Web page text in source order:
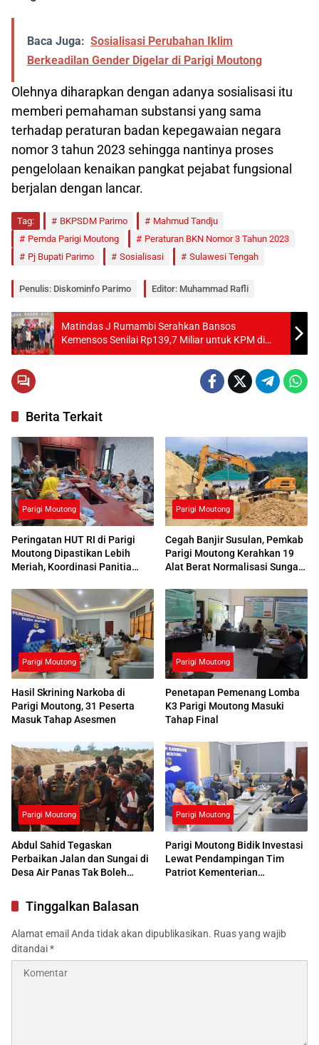
Baca Juga: Sosialisasi Perubahan Iklim
Berkeadilan Gender Digelar di Parigi Moutong
Olehnya diharapkan dengan adanya sosialisasi itu
memberi pemahaman substansi yang sama
terhadap peraturan badan kepegawaian negara
nomor 3 tahun 2023 sehingga nantinya proses
pengelolaan kenaikan pangkat pejabat fungsional
berjalan dengan lancar.
Tag: BKPSDM Parimo
Mahmud Tandju
Pemda Parigi Moutong
Peraturan BKN Nomor 3 Tahun 2023
Pj Bupati Parimo
Sosialisasi Sulawesi Tengah
Penulis: Diskominfo Parimo Editor: Muhammad Rafli
Matindas J Rumambi Serahkan Bansos
Kemensos Senilai Rp139,7 Miliar untuk KPM di
Parimo
Berita Terkait
Parigi Moutong
Peringatan HUT RI di Parigi
Moutong Dipastikan Lebih
Meriah, Koordinasi Panitia
Parigi Moutong
Cegah Banjir Susulan, Pemkab
Parigi Moutong Kerahkan 19
Alat Berat Normalisasi Sungai
Parigi Moutong
Hasil Skrining Narkoba di
Parigi Moutong, 31 Peserta
Masuk Tahap Asesmen
Parigi Moutong
Penetapan Pemenang Lomba
K3 Parigi Moutong Masuki
Tahap Final
Parigi Moutong
Abdul Sahid Tegaskan
Perbaikan Jalan dan Sungai di
Desa Air Panas Tak Boleh
Parigi Moutong
Parigi Moutong Bidik Investasi
Lewat Pendampingan Tim
Patriot Kementerian
Tinggalkan Balasan
Alamat email Anda tidak akan dipublikasikan. Ruas yang wajib
ditandai*